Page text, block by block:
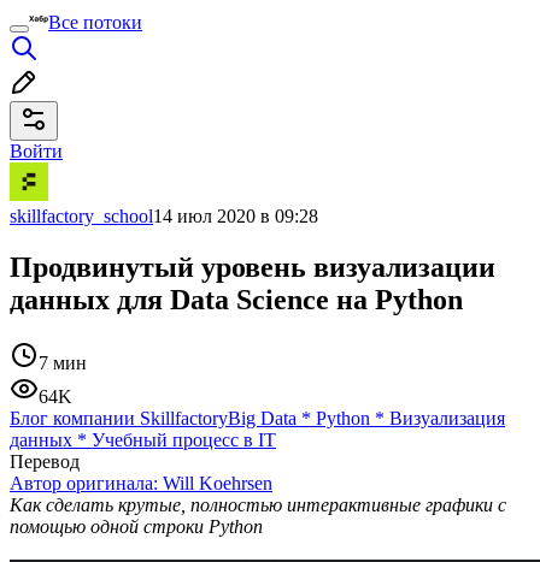
Все потоки
Войти
skillfactory_school14 июл 2020 в 09:28
Продвинутый уровень визуализации
данных для Data Science на Python
7 мин
64K
Блог компании SkillfactoryBig Data * Python * Визуализация
данных * Учебный процесс в IT
Перевод
Автор оригинала: Will Koehrsen
Как сделать крутые, полностью интерактивные графики с
помощью одной строки Python